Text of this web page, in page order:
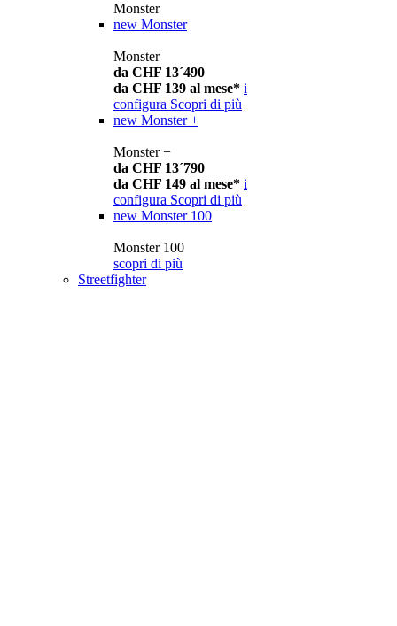
Monster
new Monster
Monster
da CHF 13´490
da CHF 139 al mese* i
configura Scopri di più
new Monster +
Monster +
da CHF 13´790
da CHF 149 al mese* i
configura Scopri di più
new Monster 100
Monster 100
scopri di più
Streetfighter